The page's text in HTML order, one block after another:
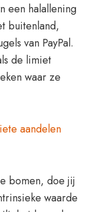
een halallening
buitenland,
van PayPal.
de limiet
waar ze
aandelen
bomen, doe jij
waarde